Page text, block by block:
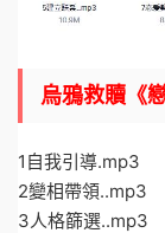
烏鴉救贖《
1自我引導.mp3
2變相帶領..mp3
3人格篩選..mp3